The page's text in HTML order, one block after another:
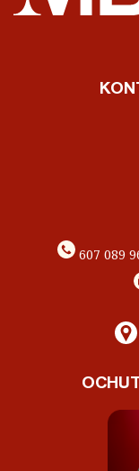
607 089